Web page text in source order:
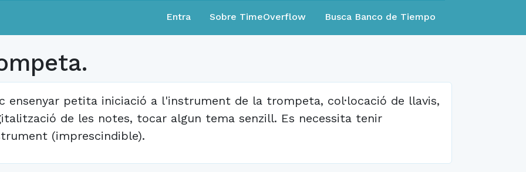
Entra Sobre TimeOverflow Busca Banco de Tiempo
ensenyar petita iniciació a l'instrument de la trompeta, col·locació de llavis,
de les notes, tocar algun tema senzill. Es necessita tenir
(imprescindible).